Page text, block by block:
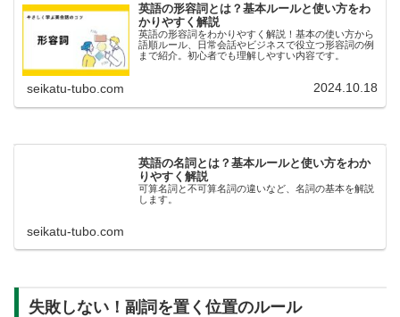
英語の形容詞とは？基本ルールと使い方をわ
かりやすく解説
英語の形容詞をわかりやすく解説！基本の使い方から
語順ルール、日常会話やビジネスで役立つ形容詞の例
まで紹介。初心者でも理解しやすい内容です。
seikatu-tubo.com 2024.10.18
英語の名詞とは？基本ルールと使い方をわか
りやすく解説
可算名詞と不可算名詞の違いなど、名詞の基本を解説
します。
seikatu-tubo.com
失敗しない！副詞を置く位置のルール